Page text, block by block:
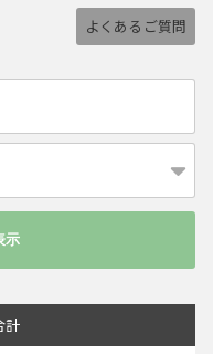
よくあるご質問
計